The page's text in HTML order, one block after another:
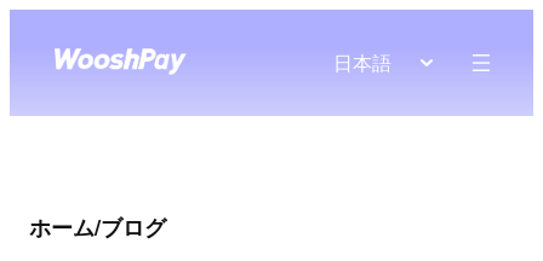
日本語
ホーム/ブログ